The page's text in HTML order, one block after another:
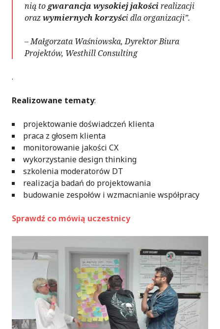
nią togwarancja wysokiej jakościrealizacji
orazwymiernych korzyści dla organizacji”.
– Małgorzata Waśniowska, Dyrektor Biura
Projektów, Westhill Consulting
.
Realizowane tematy:
projektowanie doświadczeń klienta
praca z głosem klienta
monitorowanie jakości CX
wykorzystanie design thinking
szkolenia moderatorów DT
realizacja badań do projektowania
budowanie zespołów i wzmacnianie współpracy
Sprawdź co mówią uczestnicy